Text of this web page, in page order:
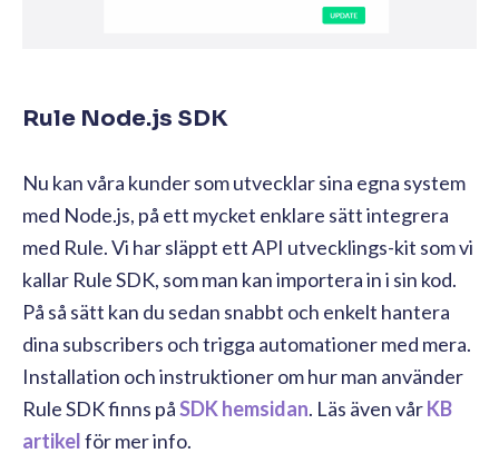
Rule Node.js SDK
Nu kan våra kunder som utvecklar sina egna system
med Node.js, på ett mycket enklare sätt integrera
med Rule. Vi har släppt ett API utvecklings-kit som vi
kallar Rule SDK, som man kan importera in i sin kod.
På så sätt kan du sedan snabbt och enkelt hantera
dina subscribers och trigga automationer med mera.
Installation och instruktioner om hur man använder
Rule SDK finns påSDK hemsidan. Läs även vårKB
artikelför mer info.